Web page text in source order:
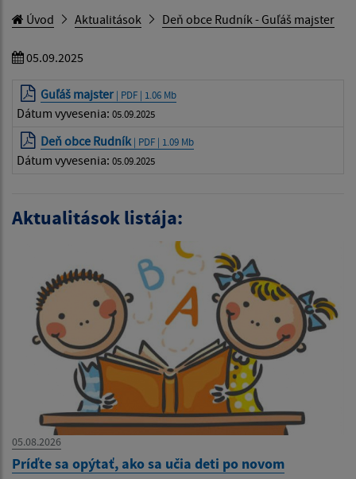
Úvod Aktualitások Deň obce Rudník - Guľáš majster
05.09.2025
Guľáš majster | PDF | 1.06 Mb
Dátum vyvesenia: 05.09.2025
Deň obce Rudník | PDF | 1.09 Mb
Dátum vyvesenia: 05.09.2025
Aktualitások listája:
05.08.2026
Príďte sa opýtať, ako sa učia deti po novom